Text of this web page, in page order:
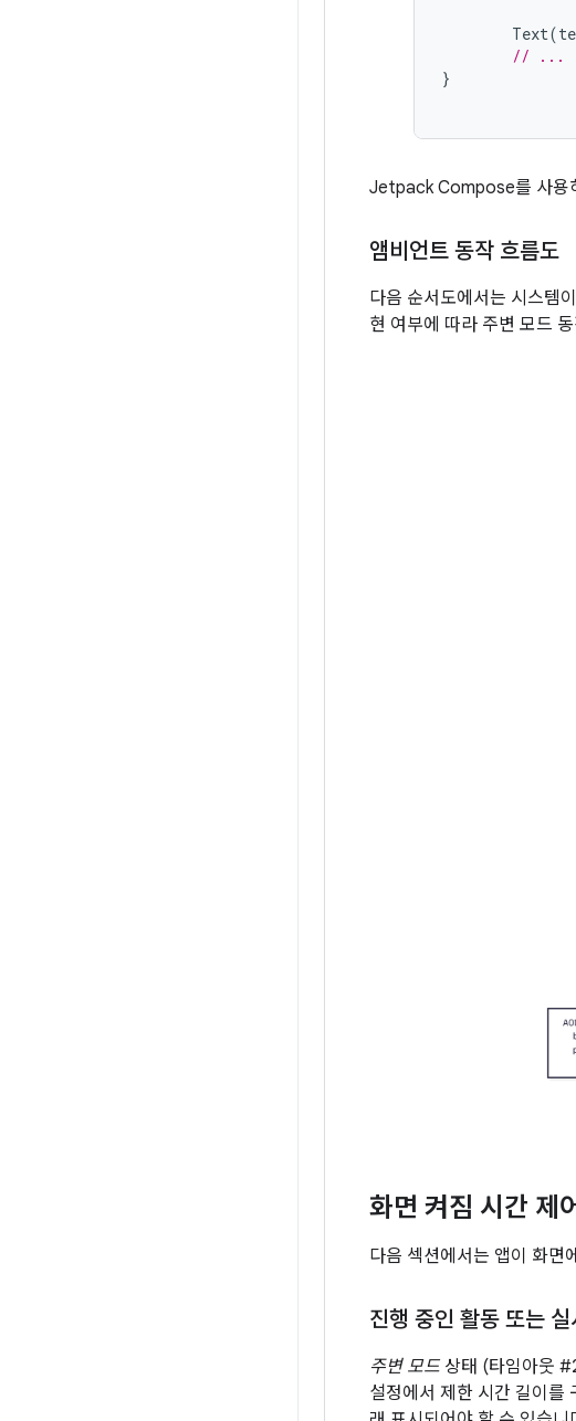
Text(
// ...
}
Jetpack Compose를 사용
앰비언트 동작 흐름도
다음 순서도에서는 시스템
현 여부에 따라 주변 모드
화면 켜짐 시간 제
다음 섹션에서는 앱이 화면
진행 중인 활동 또는
주변 모드 상태 (타임아웃
설정에서 제한 시간 길이를